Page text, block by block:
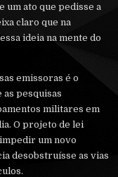
um ato que pedisse a
claro que na
ideia na mente do
emissoras é o
as pesquisas
militares em
O projeto de lei
um novo
desobstruísse as vias